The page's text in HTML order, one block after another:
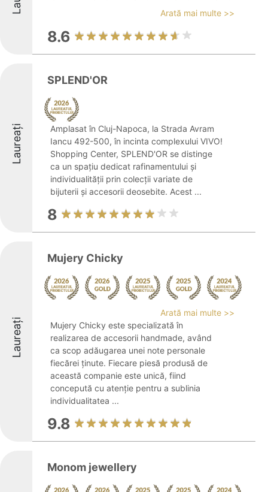
Arată mai multe >>
8.6
Laureați
SPLEND'OR
Amplasat în Cluj-Napoca, la Strada Avram
Iancu 492-500, în incinta complexului VIVO!
Shopping Center, SPLEND'OR se distinge
ca un spațiu dedicat rafinamentului și
individualității prin colecții variate de
bijuterii și accesorii deosebite. Acest ...
8
Laureați
Mujery Chicky
Arată mai multe >>
Mujery Chicky este specializată în
realizarea de accesorii handmade, având
ca scop adăugarea unei note personale
fiecărei ținute. Fiecare piesă produsă de
această companie este unică, fiind
concepută cu atenție pentru a sublinia
individualitatea ...
9.8
Monom jewellery